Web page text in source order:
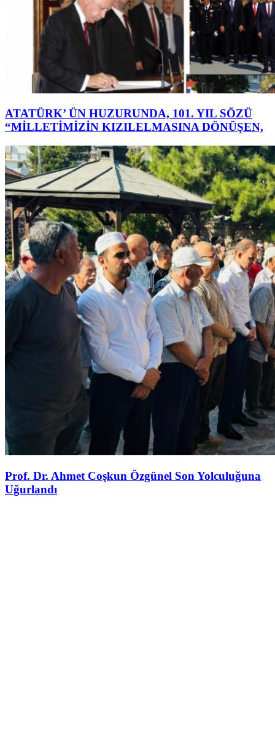
ATATÜRK’ ÜN HUZURUNDA, 101. YIL SÖZÜ
“MİLLETİMİZİN KIZILELMASINA DÖNÜŞEN,
Prof. Dr. Ahmet Coşkun Özgünel Son Yolculuğuna
Uğurlandı